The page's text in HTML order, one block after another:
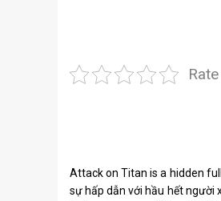
Attack on Titan is a hidden
sự hấp dẫn với hầu hết người